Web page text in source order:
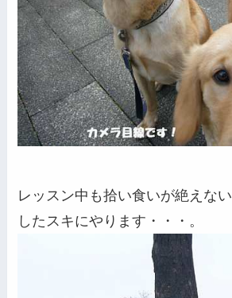
レッスン中も拾い食いが絶えない
したスキにやります・・・。